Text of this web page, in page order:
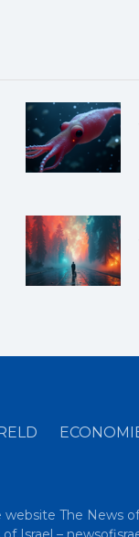
The News